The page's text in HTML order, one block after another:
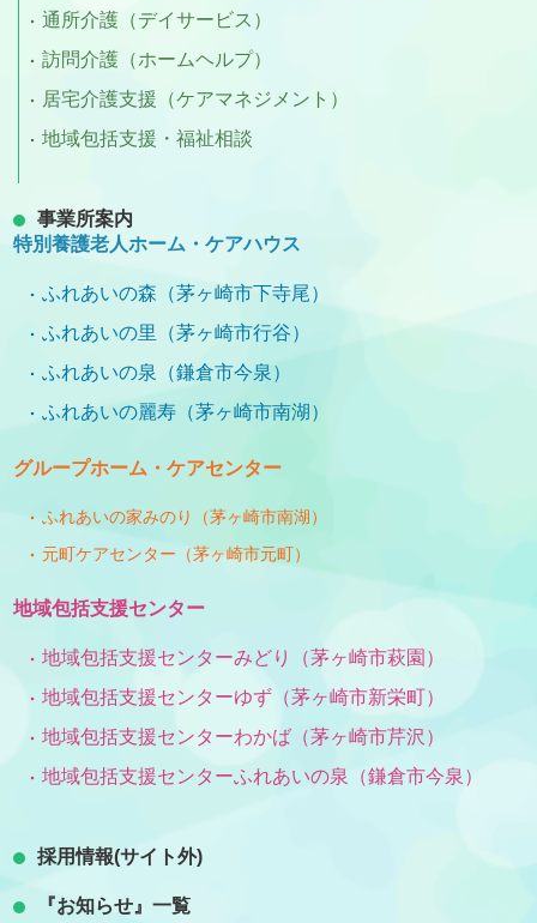
通所介護（デイサービス）
訪問介護（ホームヘルプ）
居宅介護支援（ケアマネジメント）
地域包括支援・福祉相談
事業所案内
特別養護老人ホーム・ケアハウス
ふれあいの森（茅ヶ崎市下寺尾）
ふれあいの里（茅ヶ崎市行谷）
ふれあいの泉（鎌倉市今泉）
ふれあいの麗寿（茅ヶ崎市南湖）
グループホーム・ケアセンター
ふれあいの家みのり（茅ヶ崎市南湖）
元町ケアセンター（茅ヶ崎市元町）
地域包括支援センター
地域包括支援センターみどり（茅ヶ崎市萩園）
地域包括支援センターゆず（茅ヶ崎市新栄町）
地域包括支援センターわかば（茅ヶ崎市芹沢）
地域包括支援センターふれあいの泉（鎌倉市今泉）
採用情報(サイト外)
『お知らせ』一覧